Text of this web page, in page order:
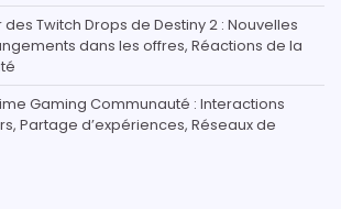
des Twitch Drops de Destiny 2 : Nouvelles
dans les offres, Réactions de la
Gaming Communauté : Interactions
Partage d’expériences, Réseaux de